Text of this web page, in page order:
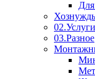
02.Услуги
03.Разное